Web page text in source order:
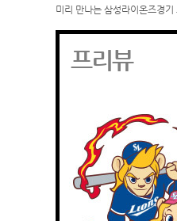
미리 만나는 삼성라이온즈경기
프리뷰